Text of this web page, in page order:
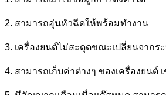
2. สามารถอุ่นหัวฉีดให้พร้อมทำงาน
3. เครื่องยนต์ไม่สะดุดขณะเปลี่ยนจากร
4. สามารถเก็บค่าต่างๆ ของเครื่องยนต์